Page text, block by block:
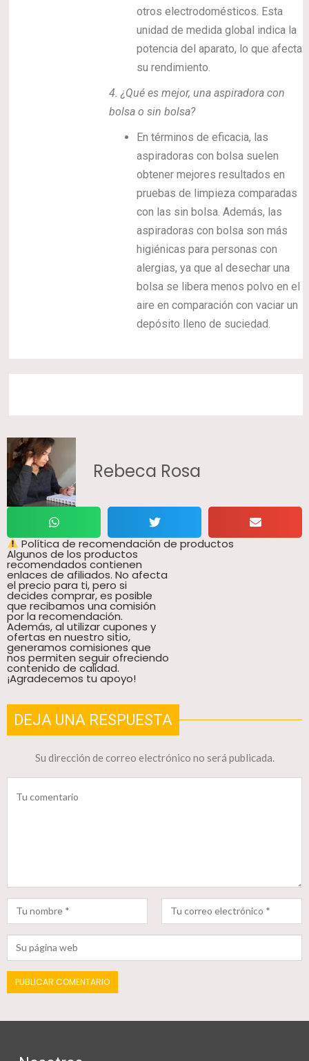
otros electrodomésticos. Esta
unidad de medida global indica la
potencia del aparato, lo que afecta
su rendimiento.
4.¿Qué es mejor, una aspiradora con
bolsa o sin bolsa?
En términos de eficacia, las
aspiradoras con bolsa suelen
obtener mejores resultados en
pruebas de limpieza comparadas
con las sin bolsa. Además, las
aspiradoras con bolsa son más
higiénicas para personas con
alergias, ya que al desechar una
bolsa se libera menos polvo en el
aire en comparación con vaciar un
depósito lleno de suciedad.
Rebeca Rosa
Política de recomendación de productos
Algunos de los productos
recomendados contienen
enlaces de afiliados. No afecta
el precio para ti, pero si
decides comprar, es posible
que recibamos una comisión
por la recomendación.
Además, al utilizar cupones y
ofertas en nuestro sitio,
generamos comisiones que
nos permiten seguir ofreciendo
contenido de calidad.
¡Agradecemos tu apoyo!
DEJA UNA RESPUESTA
Su dirección de correo electrónico no será publicada.